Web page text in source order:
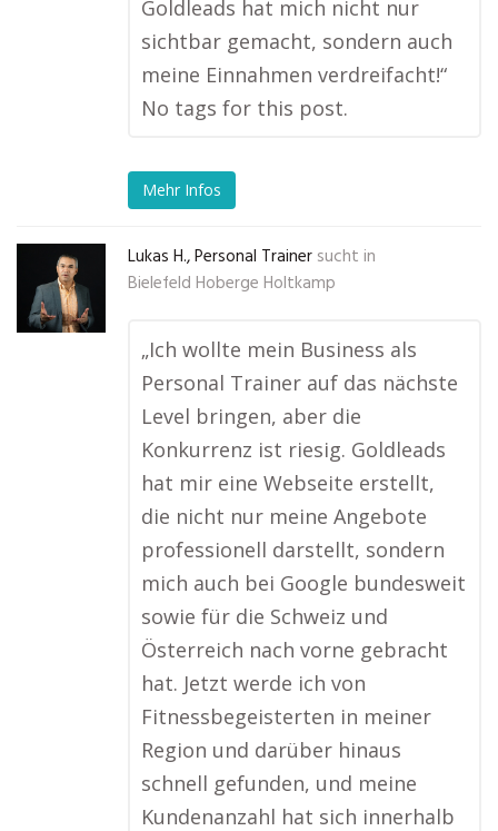
Goldleads hat mich nicht nur
sichtbar gemacht, sondern auch
meine Einnahmen verdreifacht!“
No tags for this post.
Mehr Infos
Lukas H., Personal Trainer sucht in
Bielefeld Hoberge Holtkamp
„Ich wollte mein Business als
Personal Trainer auf das nächste
Level bringen, aber die
Konkurrenz ist riesig. Goldleads
hat mir eine Webseite erstellt,
die nicht nur meine Angebote
professionell darstellt, sondern
mich auch bei Google bundesweit
sowie für die Schweiz und
Österreich nach vorne gebracht
hat. Jetzt werde ich von
Fitnessbegeisterten in meiner
Region und darüber hinaus
schnell gefunden, und meine
Kundenanzahl hat sich innerhalb